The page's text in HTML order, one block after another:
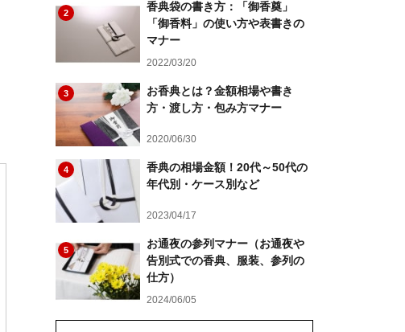
2
香典袋の書き方：「御香奠」
「御香料」の使い方や表書きの
マナー
2022/03/20
3
お香典とは？金額相場や書き
方・渡し方・包み方マナー
2020/06/30
4
香典の相場金額！20代～50代の
年代別・ケース別など
2023/04/17
5
お通夜の参列マナー（お通夜や
告別式での香典、服装、参列の
仕方）
2024/06/05